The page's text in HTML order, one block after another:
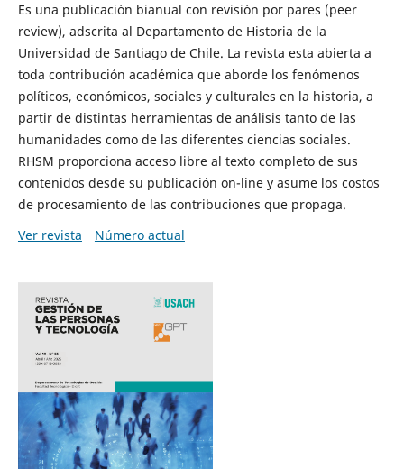
Es una publicación bianual con revisión por pares (peer
review), adscrita al Departamento de Historia de la
Universidad de Santiago de Chile. La revista esta abierta a
toda contribución académica que aborde los fenómenos
políticos, económicos, sociales y culturales en la historia, a
partir de distintas herramientas de análisis tanto de las
humanidades como de las diferentes ciencias sociales.
RHSM proporciona acceso libre al texto completo de sus
contenidos desde su publicación on-line y asume los costos
de procesamiento de las contribuciones que propaga.
Ver revista
Número actual